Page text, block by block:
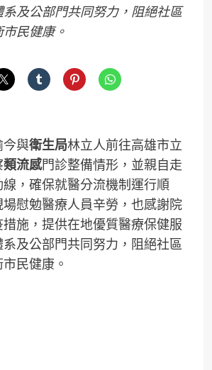
及公部門共同努力，阻絕社區
民健康。
今與衛生局林立人前往高雄市立
類流感門診整備情形，並親自走
，確保就醫分流機制運行順
慰勉醫療人員辛勞，也感謝院
施，提供在地優質醫療保健服
及公部門共同努力，阻絕社區
民健康。